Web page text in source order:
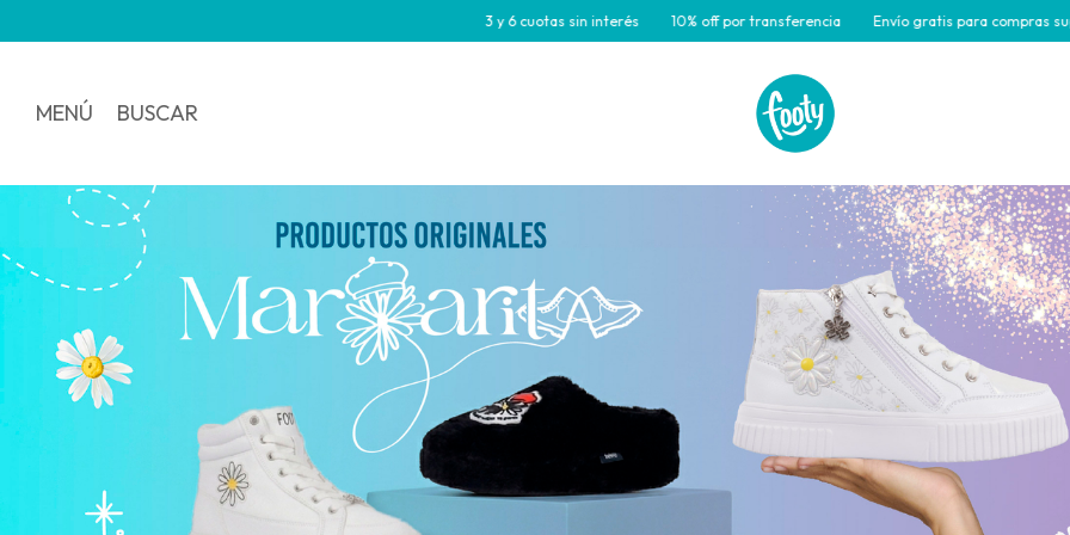
10% off por transferencia Envío gratis para compras superiores a $180.000 3
MENÚ BUSCAR